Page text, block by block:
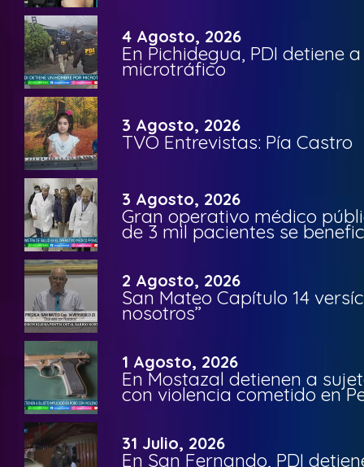
4 Agosto, 2026
En Pichidegua, PDI detiene
microtráfico
3 Agosto, 2026
TVO Entrevistas: Pía Castro
3 Agosto, 2026
Gran operativo médico
de 3 mil pacientes se
2 Agosto, 2026
San Mateo Capítulo 14
nosotros”
1 Agosto, 2026
En Mostazal detienen a
con violencia cometido en
31 Julio, 2026
En San Fernando, PDI